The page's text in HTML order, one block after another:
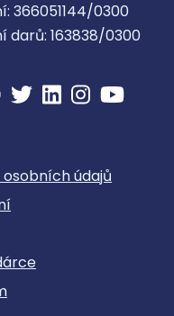
366051144/0300
darů: 163838/0300
údajů